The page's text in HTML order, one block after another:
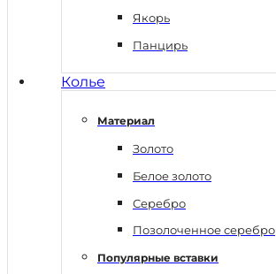
Якорь
Панцирь
Колье
Материал
Золото
Белое золото
Серебро
Позолоченное серебро
Популярные вставки